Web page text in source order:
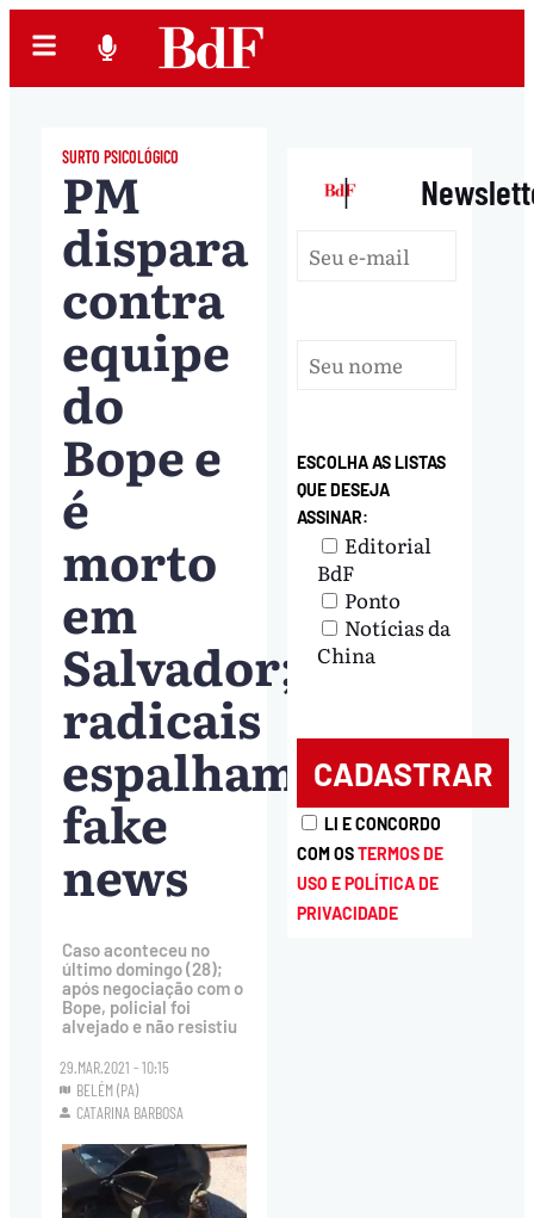
SURTO PSICOLÓGICO
PM
dispara
contra
equipe
do
Bope e
é
morto
em
Salvador;
radicais
espalham
fake
news
Caso aconteceu no
último domingo (28);
após negociação com o
Bope, policial foi
alvejado e não resistiu
29.MAR.2021 - 10:15
BELÉM (PA)
CATARINA BARBOSA
|
ESCOLHA AS LISTAS
QUE DESEJA
ASSINAR:
Editorial
BdF
Ponto
Notícias da
China
LI E CONCORDO
COM OSTERMOS DE
USO E POLÍTICA DE
PRIVACIDADE